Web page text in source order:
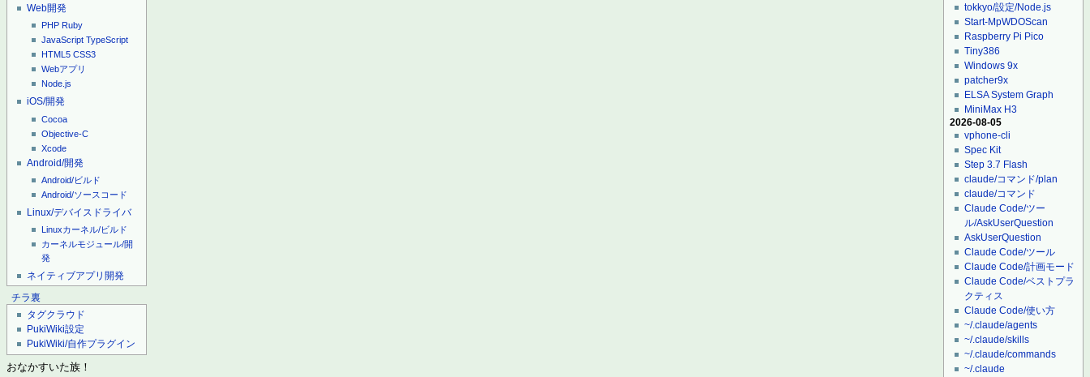
Web開発
PHP Ruby
JavaScript TypeScript
HTML5 CSS3
Webアプリ
Node.js
iOS/開発
Cocoa
Objective-C
Xcode
Android/開発
Android/ビルド
Android/ソースコード
Linux/デバイスドライバ
Linuxカーネル/ビルド
カーネルモジュール/開
発
ネイティブアプリ開発
チラ裏
タグクラウド
PukiWiki設定
PukiWiki/自作プラグイン
おなかすいた族！
tokkyo/設定/Node.js
Start-MpWDOScan
Raspberry Pi Pico
Tiny386
Windows 9x
patcher9x
ELSA System Graph
MiniMax H3
2026-08-05
vphone-cli
Spec Kit
Step 3.7 Flash
claude/コマンド/plan
claude/コマンド
Claude Code/ツー
ル/AskUserQuestion
AskUserQuestion
Claude Code/ツール
Claude Code/計画モード
Claude Code/ベストプラ
クティス
Claude Code/使い方
~/.claude/agents
~/.claude/skills
~/.claude/commands
~/.claude